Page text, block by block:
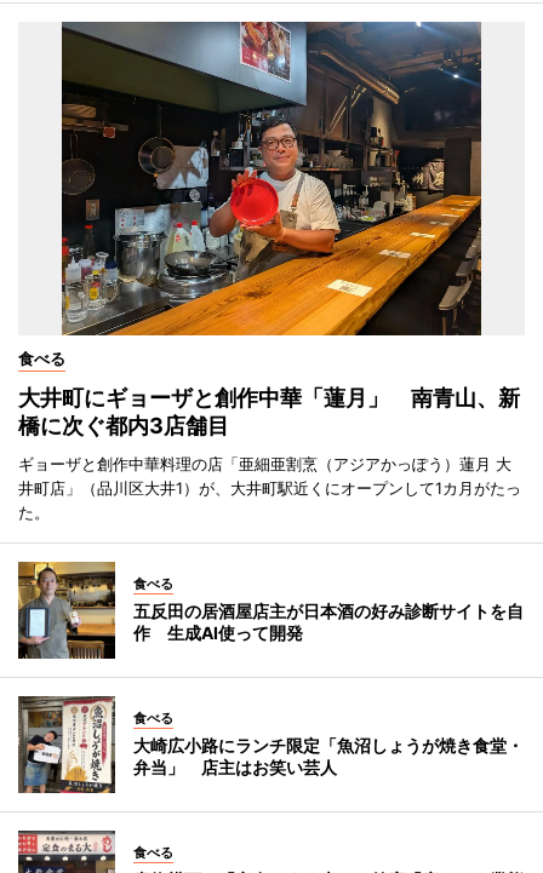
食べる
大井町にギョーザと創作中華「蓮月」 南青山、新
橋に次ぐ都内3店舗目
ギョーザと創作中華料理の店「亜細亜割烹（アジアかっぽう）蓮月 大
井町店」（品川区大井1）が、大井町駅近くにオープンして1カ月がたっ
た。
食べる
五反田の居酒屋店主が日本酒の好み診断サイトを自
作 生成AI使って開発
食べる
大崎広小路にランチ限定「魚沼しょうが焼き食堂・
弁当」 店主はお笑い芸人
食べる